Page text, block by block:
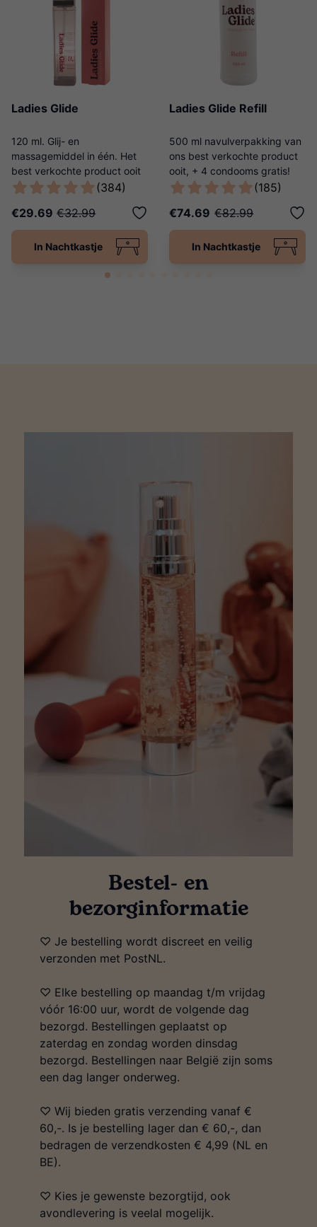
Ladies Glide
120 ml. Glij- en
massagemiddel in één. Het
best verkochte product ooit
van Ladies Night! (384)
€29.69 €32.99
In Nachtkastje
Ladies Glide Refill
500 ml navulverpakking van
ons best verkochte product
ooit, + 4 condooms gratis!
(185)
€74.69 €82.99
In Nachtkastje
Bestel- en
bezorginformatie
♡ Je bestelling wordt discreet en veilig
verzonden met PostNL.
♡ Elke bestelling op maandag t/m vrijdag
vóór 16:00 uur, wordt de volgende dag
bezorgd. Bestellingen geplaatst op
zaterdag en zondag worden dinsdag
bezorgd. Bestellingen naar België zijn soms
een dag langer onderweg.
♡ Wij bieden gratis verzending vanaf €
60,-. Is je bestelling lager dan € 60,-, dan
bedragen de verzendkosten € 4,99 (NL en
BE).
♡ Kies je gewenste bezorgtijd, ook
avondlevering is veelal mogelijk.